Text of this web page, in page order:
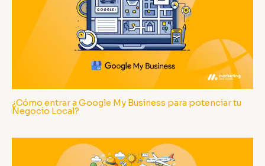
¿Cómo entrar a Google My Business para potenciar tu
Negocio Local?